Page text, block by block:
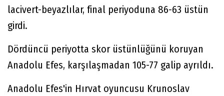
lacivert-beyazlılar, final periyoduna 86-63 üstün
girdi.
Dördüncü periyotta skor üstünlüğünü koruyan
Anadolu Efes, karşılaşmadan 105-77 galip ayrıldı.
Anadolu Efes'in Hırvat oyuncusu Krunoslav